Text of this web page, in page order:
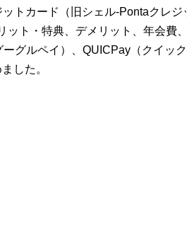
トカード（旧シェル-Pontaクレジ
ト・特典、デメリット、年会費、
グルペイ）、QUICPay（クイック
した。